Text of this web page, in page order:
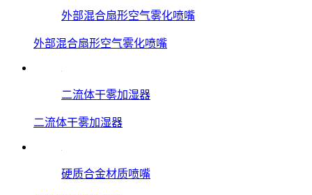
外部混合扇形空气雾化喷嘴
外部混合扇形空气雾化喷嘴
二流体干雾加湿器
二流体干雾加湿器
硬质合金材质喷嘴